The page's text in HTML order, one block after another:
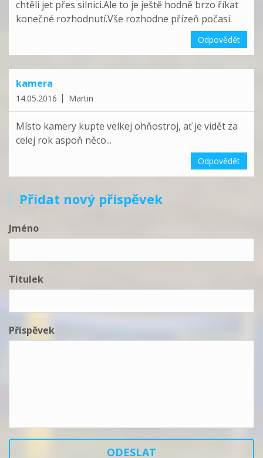
chtěli jet přes silnici.Ale to je ještě hodně brzo říkat
konečné rozhodnutí.Vše rozhodne přízeň počasí.
Odpovědět
kamera
14.05.2016 Martin
Místo kamery kupte velkej ohňostroj, ať je vidět za
celej rok aspoň něco...
Odpovědět
Přidat nový příspěvek
Jméno
Titulek
Příspěvek